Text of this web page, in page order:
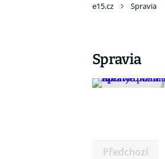
e15.cz Spravia
Spravia
Předchozí